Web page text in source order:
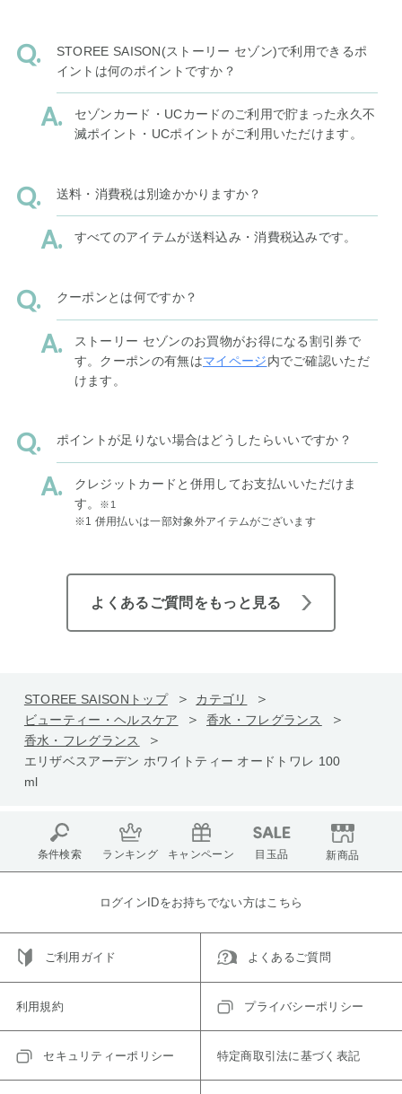
STOREE SAISON(ストーリー セゾン)で利用できるポ
イントは何のポイントですか？
セゾンカード・UCカードのご利用で貯まった永久不
滅ポイント・UCポイントがご利用いただけます。
送料・消費税は別途かかりますか？
すべてのアイテムが送料込み・消費税込みです。
クーポンとは何ですか？
ストーリー セゾンのお買物がお得になる割引券で
す。クーポンの有無はマイページ内でご確認いただ
けます。
ポイントが足りない場合はどうしたらいいですか？
クレジットカードと併用してお支払いいただけま
す。
※1
※1 併用払いは一部対象外アイテムがございます
よくあるご質問をもっと見る
STOREE SAISONトップ
カテゴリ
ビューティー・ヘルスケア
香水・フレグランス
香水・フレグランス
エリザベスアーデン ホワイトティー オードトワレ 100
ml
条件検索 ランキング キャンペーン 目玉品 新商品
ログインIDをお持ちでない方はこちら
ご利用ガイド よくあるご質問
利用規約 プライバシーポリシー
セキュリティーポリシー 特定商取引法に基づく表記